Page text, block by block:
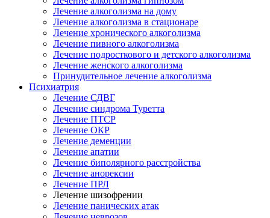
Лечение алкоголизма на дому
Лечение алкоголизма в стационаре
Лечение хронического алкоголизма
Лечение пивного алкоголизма
Лечение подросткового и детского алкоголизма
Лечение женского алкоголизма
Принудительное лечение алкоголизма
Психиатрия
Лечение СДВГ
Лечение синдрома Туретта
Лечение ПТСР
Лечение ОКР
Лечение деменции
Лечение апатии
Лечение биполярного расстройства
Лечение анорексии
Лечение ПРЛ
Лечение шизофрении
Лечение панических атак